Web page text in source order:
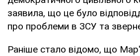
заявила, що це було
про проблеми в ЗСУ та
Раніше стало відомо, що